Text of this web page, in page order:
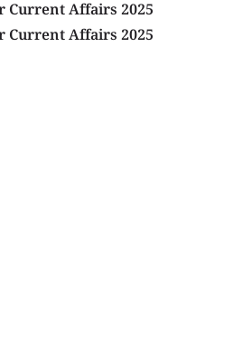
Current Affairs 2025
Current Affairs 2025